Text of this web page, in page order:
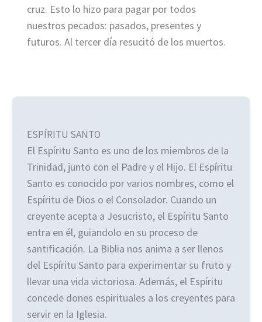
cruz. Esto lo hizo para pagar por todos
nuestros pecados: pasados, presentes y
futuros. Al tercer día resucitó de los muertos.
ESPÍRITU SANTO
El Espíritu Santo es uno de los miembros de la
Trinidad, junto con el Padre y el Hijo. El Espíritu
Santo es conocido por varios nombres, como el
Espíritu de Dios o el Consolador. Cuando un
creyente acepta a Jesucristo, el Espíritu Santo
entra en él, guiandolo en su proceso de
santificación. La Biblia nos anima a ser llenos
del Espíritu Santo para experimentar su fruto y
llevar una vida victoriosa. Además, el Espíritu
concede dones espirituales a los creyentes para
servir en la Iglesia.